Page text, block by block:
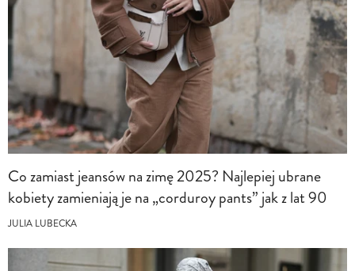
Co zamiast jeansów na zimę 2025? Najlepiej ubrane
kobiety zamieniają je na „corduroy pants” jak z lat 90
JULIA LUBECKA